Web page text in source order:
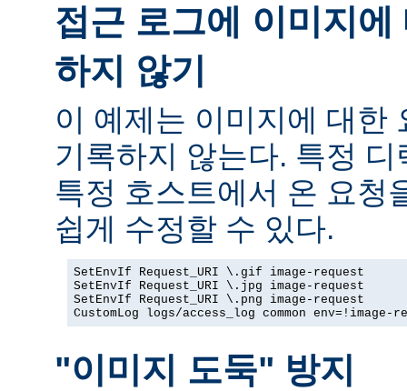
접근 로그에 이미지
하지 않기
이 예제는 이미지에 대한
기록하지 않는다. 특정
특정 호스트에서 온 요청
쉽게 수정할 수 있다.
SetEnvIf Request_URI \.gif image-request
SetEnvIf Request_URI \.jpg image-request
SetEnvIf Request_URI \.png image-request
CustomLog logs/access_log common env=!image-
"이미지 도둑" 방지